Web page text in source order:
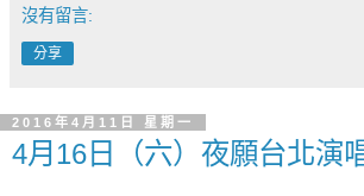
沒有留言:
分享
2016年4月11日 星期一
4月16日（六）夜願台北演